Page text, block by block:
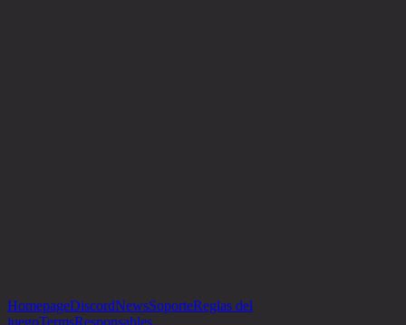
HomepageDiscordNewsSoporteReglas del
juegoTermsResponsables